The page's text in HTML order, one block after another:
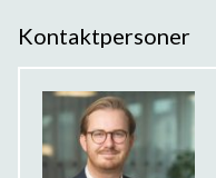
Kontaktpersoner